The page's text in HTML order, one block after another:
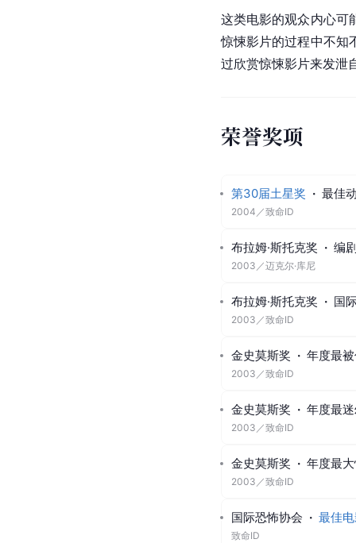
这类电影的观众内心可
惊悚影片的过程中不知
过欣赏惊悚影片来发泄
荣誉奖项
第30届土星奖 · 最佳
2004 ／致命ID
布拉姆·斯托克奖 · 编
2003 ／迈克尔·库尼
布拉姆·斯托克奖 · 国
2003 ／致命ID
金史莫斯奖 · 年度最
2003 ／致命ID
金史莫斯奖 · 年度最
2003 ／致命ID
金史莫斯奖 · 年度最
2003 ／致命ID
国际恐怖协会 · 最佳
致命ID